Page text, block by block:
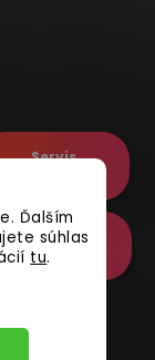
Ďalším
súhlas
tu.
Servis
Online
Reklamácia